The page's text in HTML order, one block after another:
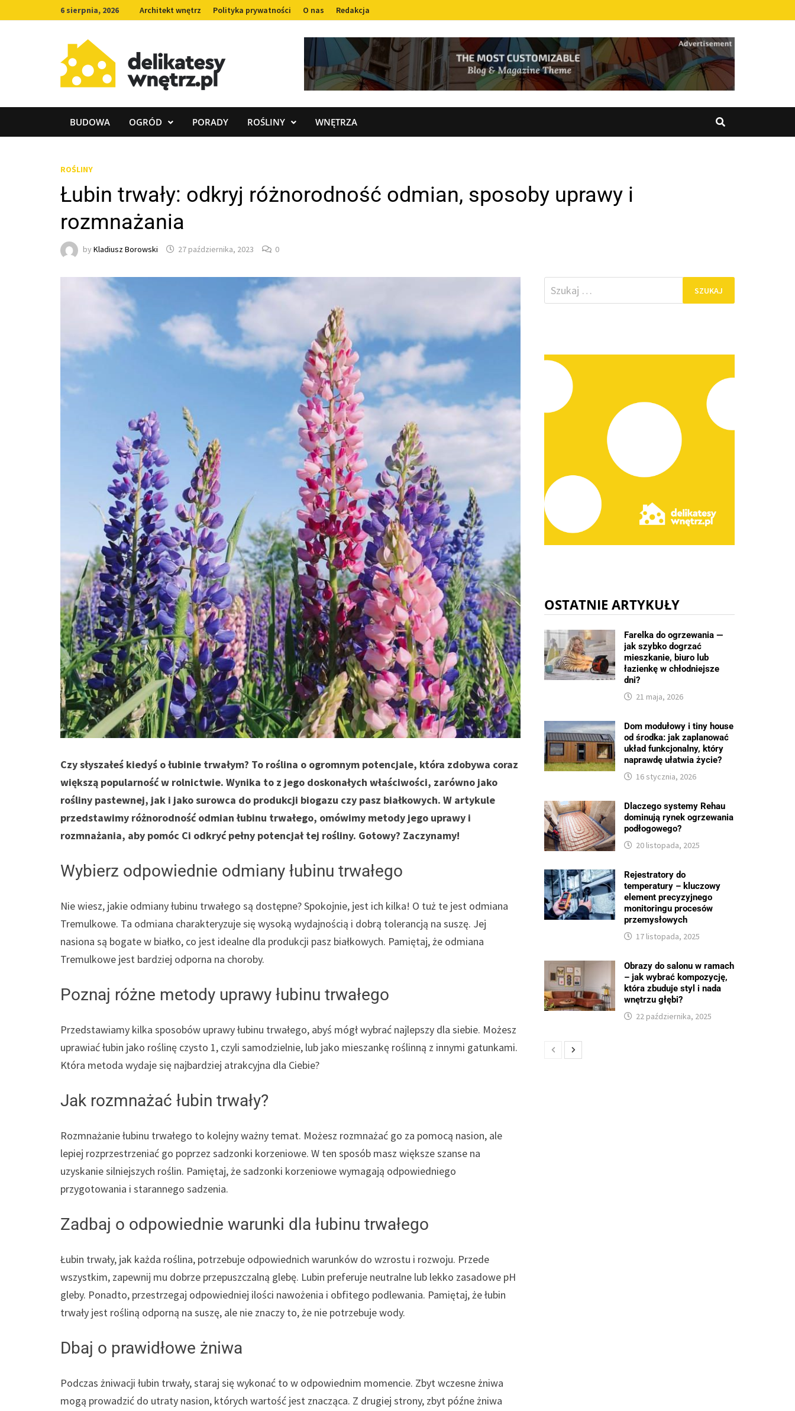
to
6 sierpnia, 2026 Architekt wnętrz Polityka prywatności O nas Redakcja
BUDOWA OGRÓD PORADY ROŚLINY WNĘTRZA
ROŚLINY
Łubin trwały: odkryj różnorodność odmian, sposoby uprawy i
rozmnażania
by Kladiusz Borowski 27 października, 2023 0
Czy słyszałeś kiedyś o łubinie trwałym? To roślina o ogromnym potencjale, która zdobywa coraz
większą popularność w rolnictwie. Wynika to z jego doskonałych właściwości, zarówno jako
rośliny pastewnej, jak i jako surowca do produkcji biogazu czy pasz białkowych. W artykule
przedstawimy różnorodność odmian łubinu trwałego, omówimy metody jego uprawy i
rozmnażania, aby pomóc Ci odkryć pełny potencjał tej rośliny. Gotowy? Zaczynamy!
Wybierz odpowiednie odmiany łubinu trwałego
Nie wiesz, jakie odmiany łubinu trwałego są dostępne? Spokojnie, jest ich kilka! O tuż te jest odmiana
Tremulkowe. Ta odmiana charakteryzuje się wysoką wydajnością i dobrą tolerancją na suszę. Jej
nasiona są bogate w białko, co jest idealne dla produkcji pasz białkowych. Pamiętaj, że odmiana
Tremulkowe jest bardziej odporna na choroby.
Poznaj różne metody uprawy łubinu trwałego
Przedstawiamy kilka sposobów uprawy łubinu trwałego, abyś mógł wybrać najlepszy dla siebie. Możesz
uprawiać łubin jako roślinę czysto 1, czyli samodzielnie, lub jako mieszankę roślinną z innymi gatunkami.
Która metoda wydaje się najbardziej atrakcyjna dla Ciebie?
Jak rozmnażać łubin trwały?
Rozmnażanie łubinu trwałego to kolejny ważny temat. Możesz rozmnażać go za pomocą nasion, ale
lepiej rozprzestrzeniać go poprzez sadzonki korzeniowe. W ten sposób masz większe szanse na
uzyskanie silniejszych roślin. Pamiętaj, że sadzonki korzeniowe wymagają odpowiedniego
przygotowania i starannego sadzenia.
Zadbaj o odpowiednie warunki dla łubinu trwałego
Łubin trwały, jak każda roślina, potrzebuje odpowiednich warunków do wzrostu i rozwoju. Przede
wszystkim, zapewnij mu dobrze przepuszczalną glebę. Lubin preferuje neutralne lub lekko zasadowe pH
gleby. Ponadto, przestrzegaj odpowiedniej ilości nawożenia i obfitego podlewania. Pamiętaj, że łubin
trwały jest rośliną odporną na suszę, ale nie znaczy to, że nie potrzebuje wody.
Dbaj o prawidłowe żniwa
Podczas żniwacji łubin trwały, staraj się wykonać to w odpowiednim momencie. Zbyt wczesne żniwa
mogą prowadzić do utraty nasion, których wartość jest znacząca. Z drugiej strony, zbyt późne żniwa
Szukaj:
OSTATNIE ARTYKUŁY
Farelka do ogrzewania —
jak szybko dogrzać
mieszkanie, biuro lub
łazienkę w chłodniejsze
dni?
21 maja, 2026
Dom modułowy i tiny house
od środka: jak zaplanować
układ funkcjonalny, który
naprawdę ułatwia życie?
16 stycznia, 2026
Dlaczego systemy Rehau
dominują rynek ogrzewania
podłogowego?
20 listopada, 2025
Rejestratory do
temperatury – kluczowy
element precyzyjnego
monitoringu procesów
przemysłowych
17 listopada, 2025
Obrazy do salonu w ramach
– jak wybrać kompozycję,
która zbuduje styl i nada
wnętrzu głębi?
22 października, 2025